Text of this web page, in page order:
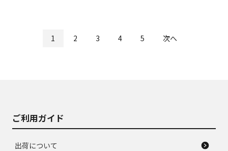
1 2 3 4 5 次へ
ご利用ガイド
出荷について